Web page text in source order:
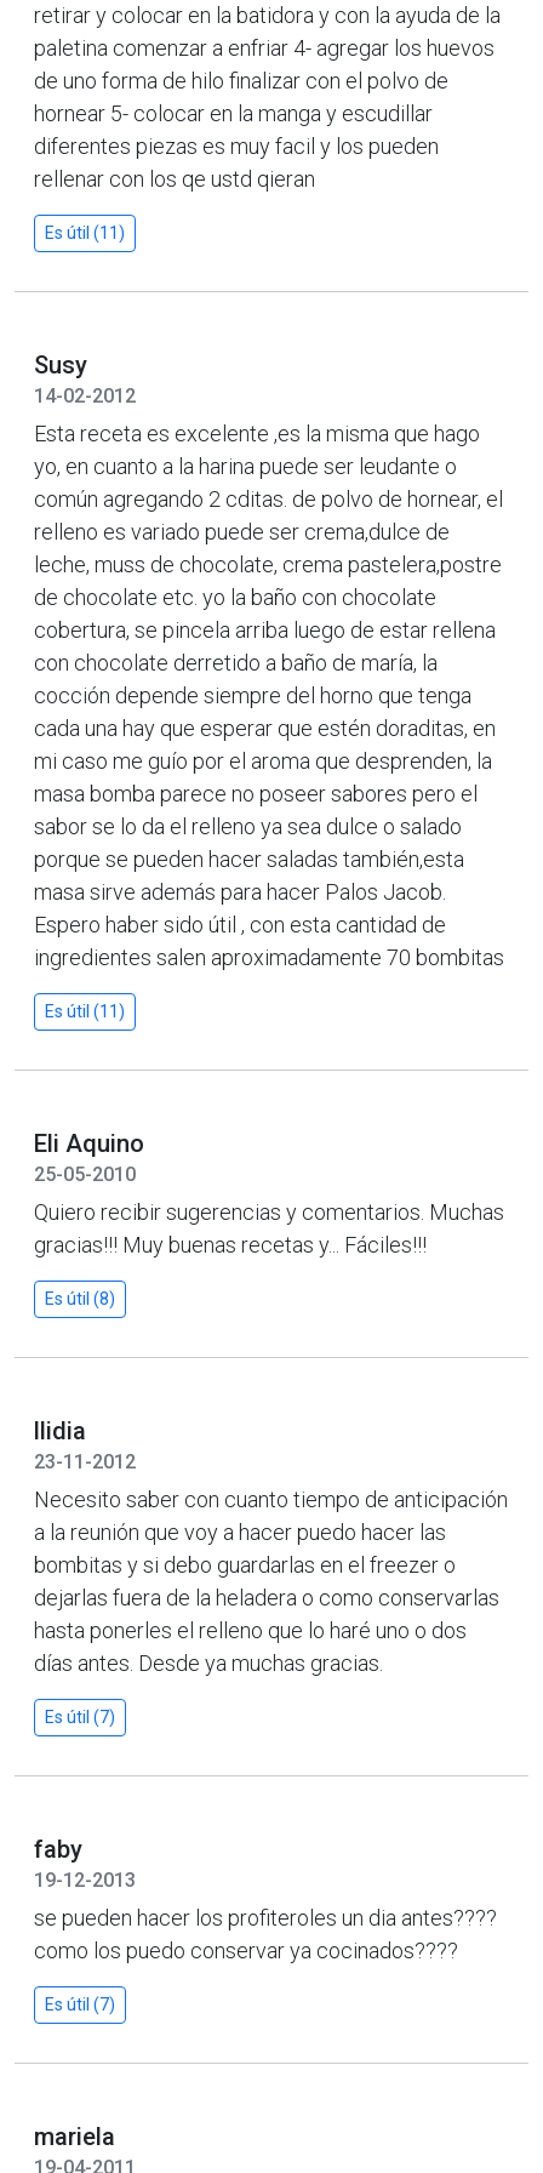
retirar y colocar en la batidora y con la ayuda de la
paletina comenzar a enfriar 4- agregar los huevos
de uno forma de hilo finalizar con el polvo de
hornear 5- colocar en la manga y escudillar
diferentes piezas es muy facil y los pueden
rellenar con los qe ustd qieran
Es útil (11)
Susy
14-02-2012
Esta receta es excelente ,es la misma que hago
yo, en cuanto a la harina puede ser leudante o
común agregando 2 cditas. de polvo de hornear, el
relleno es variado puede ser crema,dulce de
leche, muss de chocolate, crema pastelera,postre
de chocolate etc. yo la baño con chocolate
cobertura, se pincela arriba luego de estar rellena
con chocolate derretido a baño de maría, la
cocción depende siempre del horno que tenga
cada una hay que esperar que estén doraditas, en
mi caso me guío por el aroma que desprenden, la
masa bomba parece no poseer sabores pero el
sabor se lo da el relleno ya sea dulce o salado
porque se pueden hacer saladas también,esta
masa sirve además para hacer Palos Jacob.
Espero haber sido útil , con esta cantidad de
ingredientes salen aproximadamente 70 bombitas
Es útil (11)
Eli Aquino
25-05-2010
Quiero recibir sugerencias y comentarios. Muchas
gracias!!! Muy buenas recetas y... Fáciles!!!
Es útil (8)
llidia
23-11-2012
Necesito saber con cuanto tiempo de anticipación
a la reunión que voy a hacer puedo hacer las
bombitas y si debo guardarlas en el freezer o
dejarlas fuera de la heladera o como conservarlas
hasta ponerles el relleno que lo haré uno o dos
días antes. Desde ya muchas gracias.
Es útil (7)
faby
19-12-2013
se pueden hacer los profiteroles un dia antes????
como los puedo conservar ya cocinados????
Es útil (7)
mariela
19-04-2011